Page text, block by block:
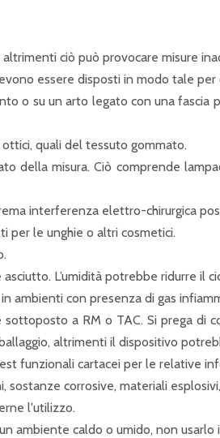
ciò può provocare misure
essere disposti in modo tale per
o su un arto legato con una fascia
quali del tessuto gommato.
della misura. Ciò comprende
interferenza elettro-chirurgica
per le unghie o altri cosmetici.
L’umidità potrebbe ridurre il
ambienti con presenza di gas
a RM o TAC. Si prega di
altrimenti il dispositivo
funzionali cartacei per le relative
corrosive, materiali
l'utilizzo.
ambiente caldo o umido, non usarlo